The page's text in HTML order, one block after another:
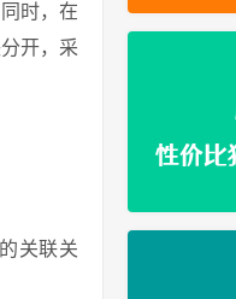
时，在
开，采
关联关